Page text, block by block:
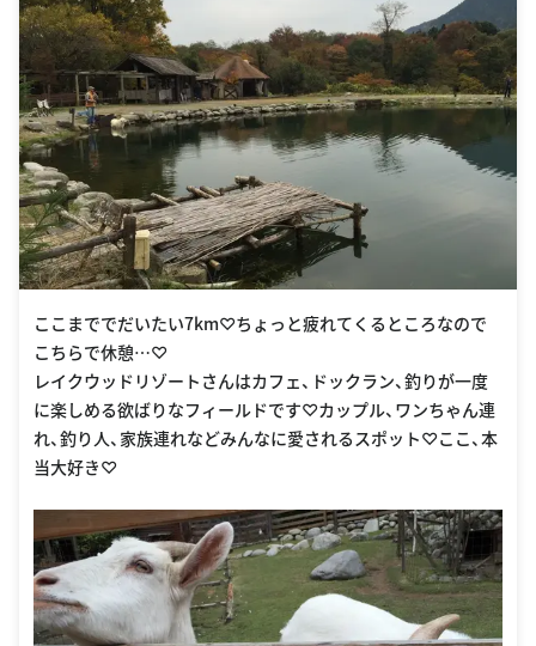
ここまででだいたい7km♡ちょっと疲れてくるところなので
こちらで休憩…♡
レイクウッドリゾートさんはカフェ、ドックラン、釣りが一度
に楽しめる欲ばりなフィールドです♡カップル、ワンちゃん連
れ、釣り人、家族連れなどみんなに愛されるスポット♡ここ、本
当大好き♡